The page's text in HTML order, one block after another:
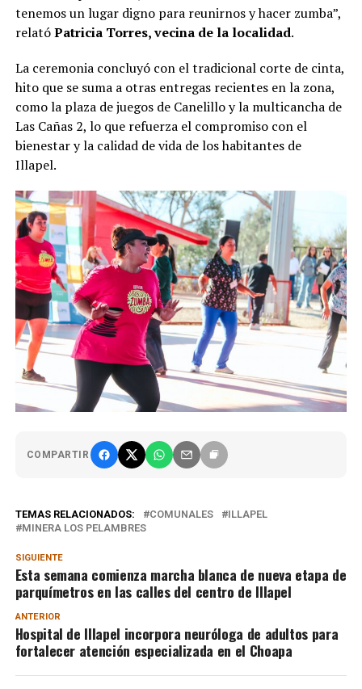
tenemos un lugar digno para reunirnos y hacer zumba”,
relatóPatricia Torres, vecina de la localidad.
La ceremonia concluyó con el tradicional corte de cinta,
hito que se suma a otras entregas recientes en la zona,
como la plaza de juegos de Canelillo y la multicancha de
Las Cañas 2, lo que refuerza el compromiso con el
bienestar y la calidad de vida de los habitantes de
Illapel.
COMPARTIR
TEMAS RELACIONADOS: COMUNALES
ILLAPEL
MINERA LOS PELAMBRES
SIGUIENTE
Esta semana comienza marcha blanca de nueva etapa de
parquímetros en las calles del centro de Illapel
ANTERIOR
Hospital de Illapel incorpora neuróloga de adultos para
fortalecer atención especializada en el Choapa